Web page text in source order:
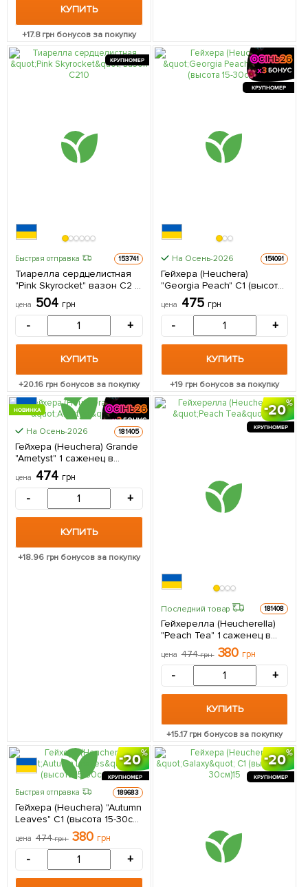
КУПИТЬ
+17.8грн бонусов за покупку
КРУПНОМЕР
Быстрая отправка 153741
Тиарелла сердцелистная
"Pink Skyrocket" вазон С2 1
саженец в упаковке
цена 504 грн
- +
КУПИТЬ
+20.16грн бонусов за покупку
КРУПНОМЕР
На Осень-2026 154091
Гейхера (Heuchera)
"Georgia Peach" С1 (высота
15-30см) 1 саженец в
упаковке
цена 475 грн
- +
КУПИТЬ
+19 грн бонусов за покупку
КРУПНОМЕР
НОВИНКА
На Осень-2026 181405
Гейхера (Heuchera) Grande
"Ametyst" 1 саженец в
упаковке
цена 474 грн
- +
КУПИТЬ
+18.96грн бонусов за покупку
20
КРУПНОМЕР
Последний товар 181408
Гейхерелла (Heucherella)
"Peach Tea" 1 саженец в
цена 474грн 380 грн
- +
КУПИТЬ
+15.17грн бонусов за покупку
20
КРУПНОМЕР
Быстрая отправка 189683
Гейхера (Heuchera) "Autumn
Leaves" С1 (высота 15-30см)
1 саженец в упаковке
цена 474грн 380 грн
- +
20
КРУПНОМЕР